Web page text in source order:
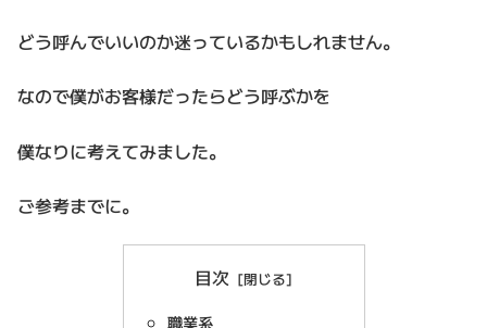
どう呼んでいいのか迷っているかもしれません。
なので僕がお客様だったらどう呼ぶかを
僕なりに考えてみました。
ご参考までに。
目次
職業系